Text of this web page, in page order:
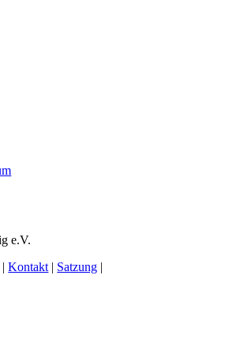
e.V.
|Kontakt | Satzung |